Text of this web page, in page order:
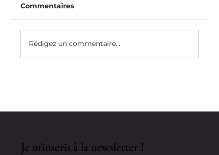
Commentaires
Rédigez un commentaire...
Je m'inscris à la newsletter !